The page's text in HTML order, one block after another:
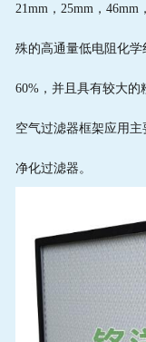
21mm，25mm，
殊的高通量低电阻化
60%，并且具有较大的
空气过滤器框架应用
净化过滤器。